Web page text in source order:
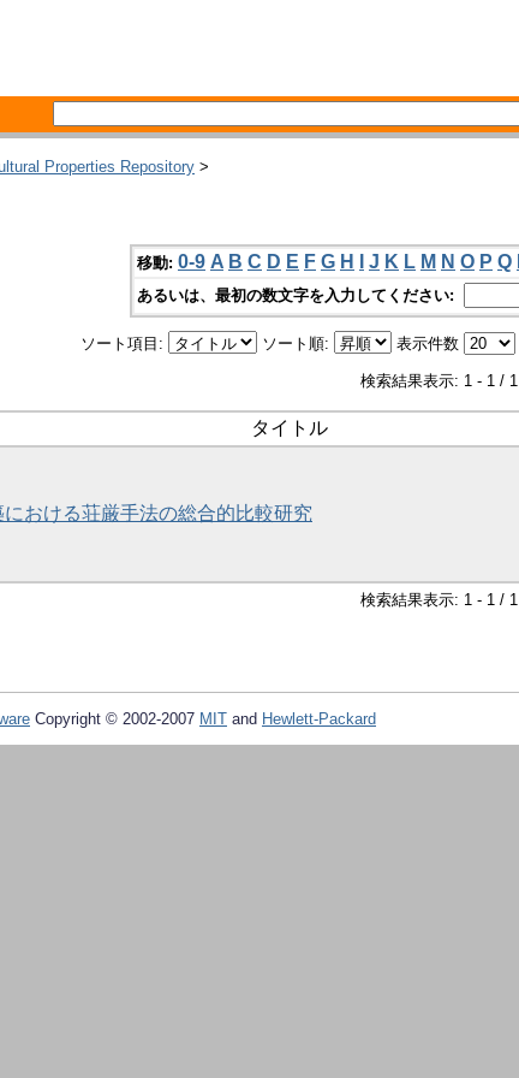
Properties Repository >
移動: 0-9 A B C D E F G H J K L M N O P Q
あるいは、最初の数文字を入力してください:
ソート項目: ソート順: 表示件数
検索結果表示: 1 - 1 / 1
タイトル
における荘厳手法の総合的比較研究
検索結果表示: 1 - 1 / 1
Copyright © 2002-2007 MIT and Hewlett-Packard